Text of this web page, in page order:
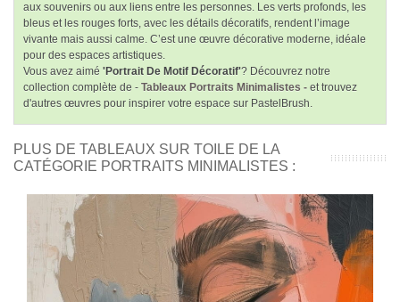
aux souvenirs ou aux liens entre les personnes. Les verts profonds, les
bleus et les rouges forts, avec les détails décoratifs, rendent l’image
vivante mais aussi calme. C’est une œuvre décorative moderne, idéale
pour des espaces artistiques.
Vous avez aimé 'Portrait De Motif Décoratif'? Découvrez notre
collection complète de - Tableaux Portraits Minimalistes - et trouvez
d'autres œuvres pour inspirer votre espace sur PastelBrush.
PLUS DE TABLEAUX SUR TOILE DE LA
CATÉGORIE PORTRAITS MINIMALISTES :